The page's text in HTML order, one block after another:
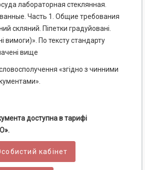
лабораторная стеклянная.
Часть 1. Общие требования
скляний. Піпетки градуйовані.
вимоги)». По тексту стандарту
вище
«згідно з чинними
доступна в тарифі
кабінет